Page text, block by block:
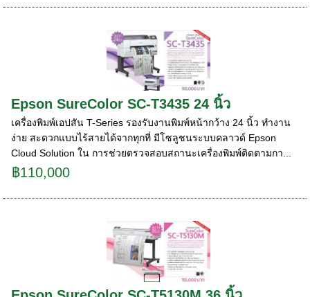
Epson SureColor SC-T3435 24 นิ้ว
เครื่องพิมพ์เอปสัน T-Series รองรับงานพิมพ์หน้ากว้าง 24 นิ้ว ทํางาน
ง่าย สะดวกแบบไร้สายได้จากทุกที่ มีโซลูชนระบบคลาวด์ Epson
Cloud Solution ใน การช่วยตรวจสอบสถานะเครื่องพิมพ์ติดตามกา...
฿110,000